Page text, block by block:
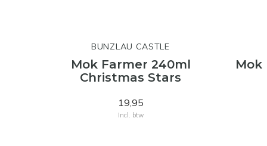
BUNZLAU CASTLE
Mok Farmer 240ml
Christmas Stars
19,95
Incl. btw
Mok